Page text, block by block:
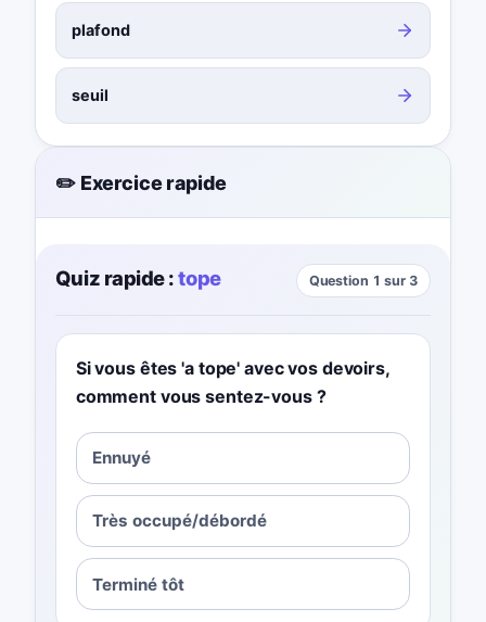
plafond
seuil
✏️ Exercice rapide
Quiz rapide : tope Question 1 sur 3
Si vous êtes 'a tope' avec vos devoirs,
comment vous sentez-vous ?
Ennuyé
Très occupé/débordé
Terminé tôt